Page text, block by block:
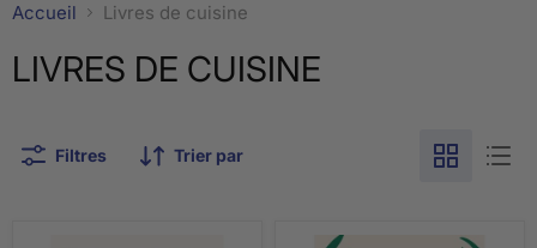
Accueil Livres de cuisine
LIVRES DE CUISINE
Filtres Trier par